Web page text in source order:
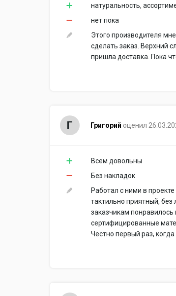
натуральность,
нет пока
Этого производителя
сделать заказ. Верхний
пришла доставка. Пока
Г Григорий оценил
Всем довольны
Без накладок
Работал с ними в
тактильно приятный, без
заказчикам
сертифицированные
Честно первый раз,